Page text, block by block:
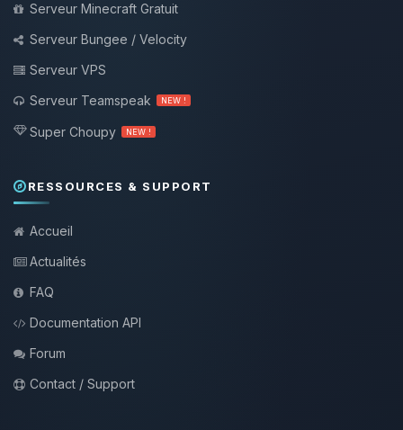
Serveur Minecraft Gratuit
Serveur Bungee / Velocity
Serveur VPS
Serveur Teamspeak
NEW !
Super Choupy NEW !
RESSOURCES & SUPPORT
Accueil
Actualités
FAQ
Documentation API
Forum
Contact / Support